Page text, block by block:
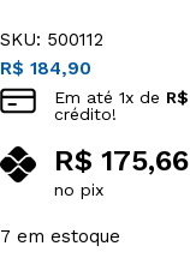
SKU: 500112
R$ 184,90
Em até1x de R$
crédito!
R$ 175,66
no pix
7 em estoque